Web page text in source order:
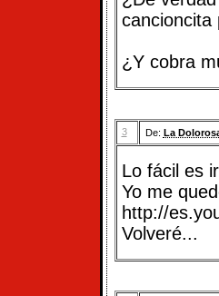
cancioncita
¿Y cobra
3 De: La
Lo fácil es
Yo me
http://
Volveré...